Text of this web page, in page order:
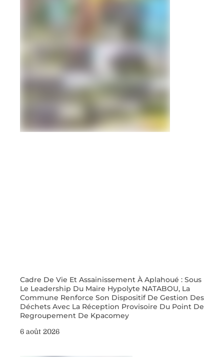
Cadre De Vie Et Assainissement À Aplahoué : Sous
Le Leadership Du Maire Hypolyte NATABOU, La
Commune Renforce Son Dispositif De Gestion Des
Déchets Avec La Réception Provisoire Du Point De
Regroupement De Kpacomey
6 août 2026